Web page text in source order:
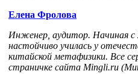
Елена Фролова
Инженер, аудитор. Начиная с
настойчиво училась у
китайской метафизики. Все
страничке сайта Mingli.ru